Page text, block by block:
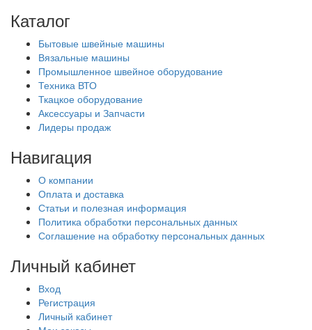
Каталог
Бытовые швейные машины
Вязальные машины
Промышленное швейное оборудование
Техника ВТО
Ткацкое оборудование
Аксессуары и Запчасти
Лидеры продаж
Навигация
О компании
Оплата и доставка
Статьи и полезная информация
Политика обработки персональных данных
Соглашение на обработку персональных данных
Личный кабинет
Вход
Регистрация
Личный кабинет